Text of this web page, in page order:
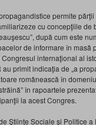
permite
cu concepţiile de
după cum este
de informare în masă
internaţional al
primit indicaţia de „a
românească în
în rapoartele
la acest Congres.
Ştiinţe Sociale şi Politice